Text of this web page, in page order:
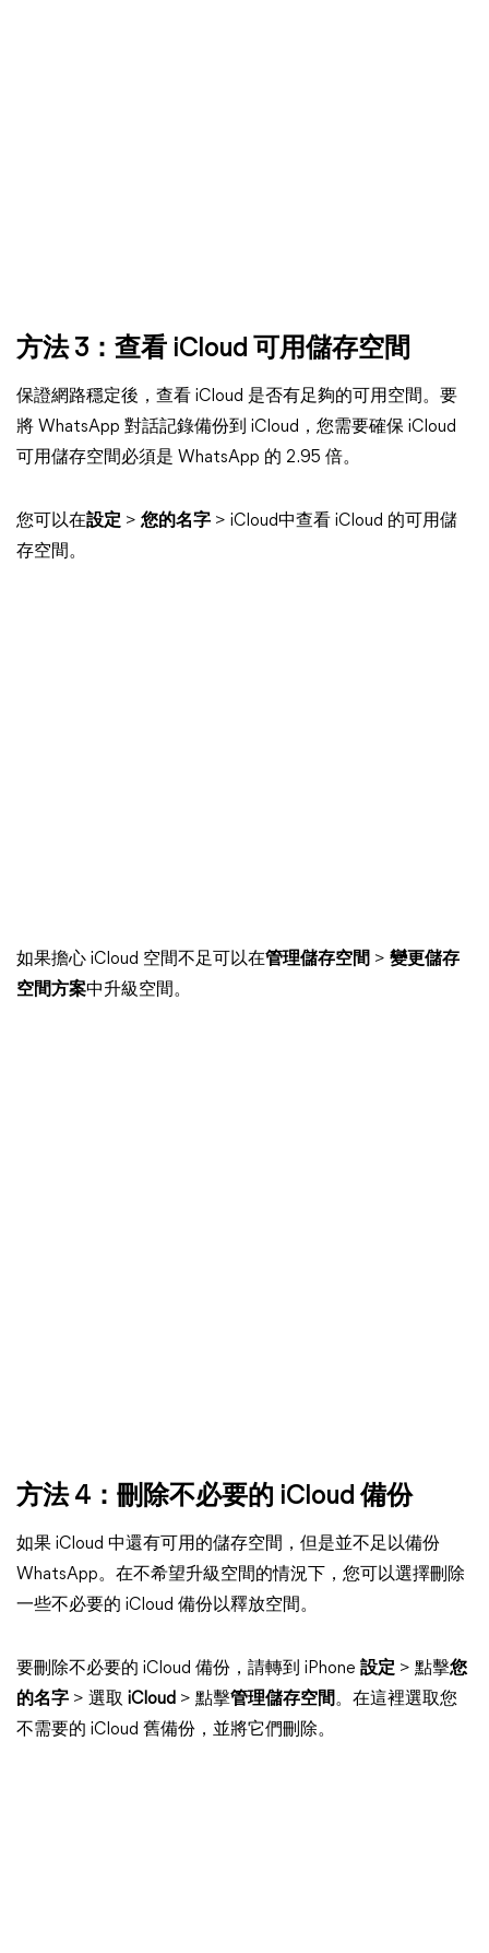
方法 3：查看 iCloud 可用儲存空間
保證網路穩定後，查看 iCloud 是否有足夠的可用空間。要
將 WhatsApp 對話記錄備份到 iCloud，您需要確保 iCloud
可用儲存空間必須是 WhatsApp 的 2.95 倍。
您可以在設定 > 您的名字 > iCloud中查看 iCloud 的可用儲
存空間。
如果擔心 iCloud 空間不足可以在管理儲存空間 > 變更儲存
空間方案中升級空間。
方法 4：刪除不必要的 iCloud 備份
如果 iCloud 中還有可用的儲存空間，但是並不足以備份
WhatsApp。在不希望升級空間的情況下，您可以選擇刪除
一些不必要的 iCloud 備份以釋放空間。
要刪除不必要的 iCloud 備份，請轉到 iPhone 設定 > 點擊您
的名字 > 選取 iCloud > 點擊管理儲存空間。在這裡選取您
不需要的 iCloud 舊備份，並將它們刪除。